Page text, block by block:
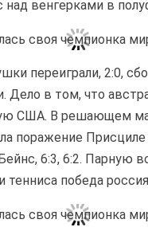
венгерками в
переиграли, 2:0,
Дело в том, что
США. В решающем
поражение Присциле
6:3, 6:2. Парную
тенниса победа